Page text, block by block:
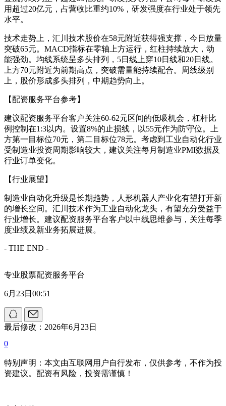
用超过20亿元，占营收比重约10%，研发强度在行业处于领先
水平。
技术走势上，汇川技术股价在58元附近获得强支撑，今日放量
突破65元。MACD指标在零轴上方运行，红柱持续放大，动
能强劲。均线系统呈多头排列，5日线上穿10日线和20日线。
上方70元附近为前期高点，突破需量能持续配合。周线级别
上，股价形成多头排列，中期趋势向上。
【配资服务平台参考】
建议配资服务平台客户关注60-62元区间的低吸机会，杠杆比
例控制在1:3以内。设置8%的止损线，以55元作为防守位。上
方第一目标位70元，第二目标位78元。考虑到工业自动化行业
受制造业投资周期影响较大，建议关注每月制造业PMI数据及
行业订单变化。
【行业展望】
制造业自动化升级是长期趋势，人形机器人产业化有望打开新
的增长空间。汇川技术作为工业自动化龙头，有望充分受益于
行业增长。建议配资服务平台客户以中线思维参与，关注每季
度业绩及新业务拓展进展。
- THE END -
专业股票配资服务平台
6月23日00:51
最后修改：2026年6月23日
0
特别声明：本文由互联网用户自行发布，仅供参考，不作为投
资建议。配资有风险，投资需谨慎！